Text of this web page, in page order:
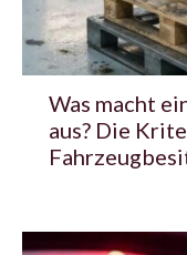
Was macht
aus? Die